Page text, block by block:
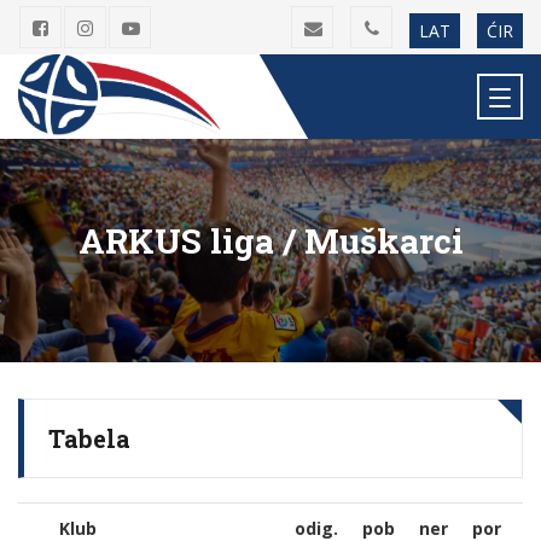
LAT ĆIR
ARKUS liga / Muškarci
Tabela
Klub odig. pob ner por
Klub